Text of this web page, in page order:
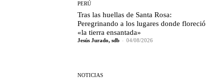
PERÚ
Tras las huellas de Santa Rosa:
Peregrinando a los lugares donde floreció
«la tierra ensantada»
Jesús Jurado, sdb - 04/08/2026
NOTICIAS